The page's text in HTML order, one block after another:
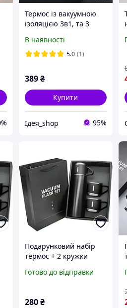
Термос із вакуумною
ізоляцією 3в1, та 3
Flask Set, Сірий /
Подарунковий набір
В наявності
5.0 (1)
389 ₴
Купити
Ідея_shop 95%
Подарунковий набір
термос + 2 кружки
Готово до відправки
280 ₴